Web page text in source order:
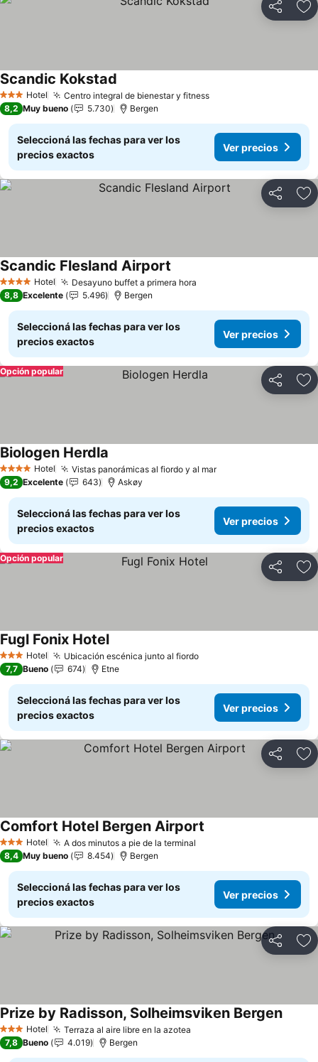
Compartir
3 Estrellas
Hotel Centro integral de bienestar y fitness
Scandic Kokstad
8,2 Muy bueno 5.730 Bergen
Seleccioná las fechas para ver los
precios exactos
Ver precios
Compartir
4 EstrellasHotel Desayuno buffet a primera hora
Scandic Flesland Airport
8,8 Excelente 5.496 Bergen
Seleccioná las fechas para ver los
precios exactos
Ver precios
Compartir
Opción popular
4 EstrellasHotel Vistas panorámicas al fiordo y al mar
Biologen Herdla
9,2 Excelente 643 Askøy
Seleccioná las fechas para ver los
precios exactos
Ver precios
Compartir
Opción popular
3 Estrellas
Hotel Ubicación escénica junto al fiordo
Fugl Fonix Hotel
7,7 Bueno 674 Etne
Seleccioná las fechas para ver los
precios exactos
Ver precios
Compartir
3 Estrellas
Hotel A dos minutos a pie de la terminal
Comfort Hotel Bergen Airport
8,4 Muy bueno 8.454 Bergen
Seleccioná las fechas para ver los
precios exactos
Ver precios
Compartir
3 Estrellas
Hotel Terraza al aire libre en la azotea
Prize by Radisson, Solheimsviken Bergen
7,8 Bueno 4.019 Bergen